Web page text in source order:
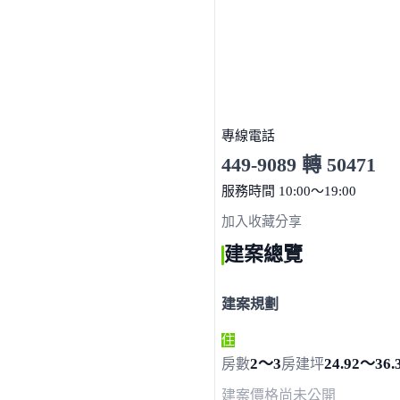
專線電話
449-9089 轉 50471
服務時間 10:00～19:00
加入收藏分享
建案總覽
建案規劃
住
房數2～3房建坪24.92～
建案價格尚未公開